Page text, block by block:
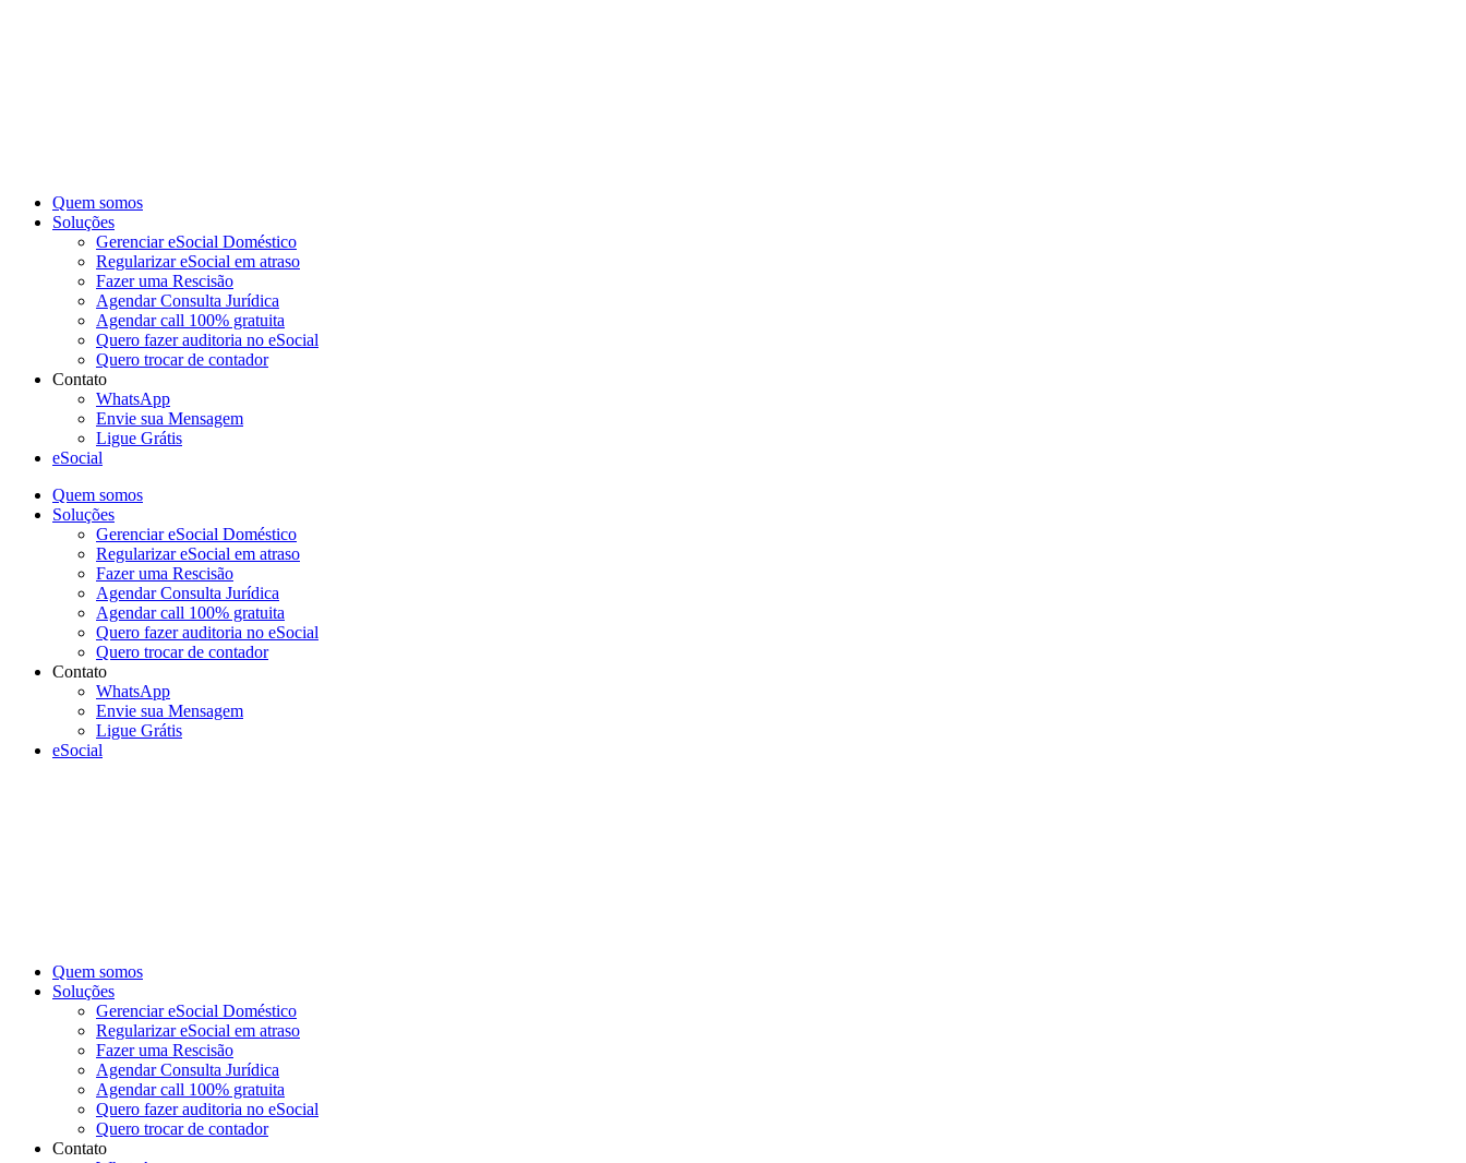
Quem somos
Soluções
Gerenciar eSocial Doméstico
Regularizar eSocial em atraso
Fazer uma Rescisão
Agendar Consulta Jurídica
Agendar call 100% gratuita
Quero fazer auditoria no eSocial
Quero trocar de contador
Contato
WhatsApp
Envie sua Mensagem
Ligue Grátis
eSocial
Quem somos
Soluções
Gerenciar eSocial Doméstico
Regularizar eSocial em atraso
Fazer uma Rescisão
Agendar Consulta Jurídica
Agendar call 100% gratuita
Quero fazer auditoria no eSocial
Quero trocar de contador
Contato
WhatsApp
Envie sua Mensagem
Ligue Grátis
eSocial
Quem somos
Soluções
Gerenciar eSocial Doméstico
Regularizar eSocial em atraso
Fazer uma Rescisão
Agendar Consulta Jurídica
Agendar call 100% gratuita
Quero fazer auditoria no eSocial
Quero trocar de contador
Contato